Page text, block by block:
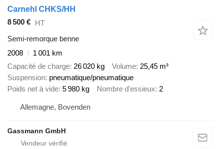
Carnehl CHKS/HH
8 500 € HT
Semi-remorque benne
2008
1 001 km
Capacité de charge 26 020 kg Volume 25,45 m³
Suspension pneumatique/pneumatique
Poids net à vide 5 980 kg Nombre d'essieux 2
Allemagne, Bovenden
Gassmann GmbH